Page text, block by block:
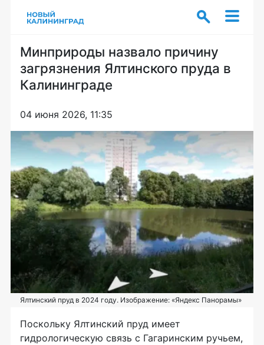
Минприроды назвало причину
загрязнения Ялтинского пруда в
Калининграде
04 июня 2026, 11:35
Ялтинский пруд в 2024 году. Изображение: «Яндекс Панорамы»
Поскольку Ялтинский пруд имеет
гидрологическую связь с Гагаринским ручьем,